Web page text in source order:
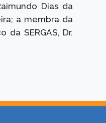
Dias da
a membra da
da SERGAS, Dr.